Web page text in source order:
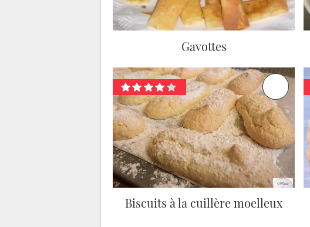
Gavottes
Biscuits à la cuillère moelleux